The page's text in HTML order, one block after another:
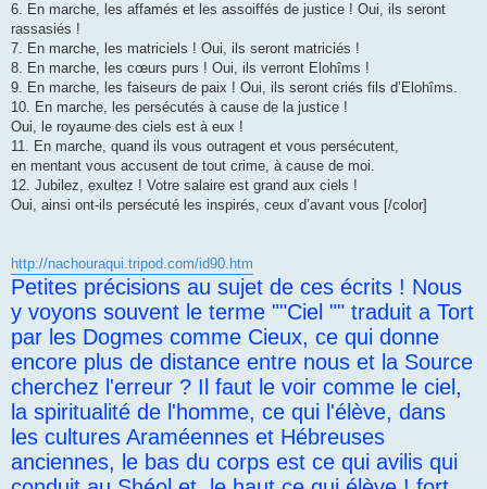
6. En marche, les affamés et les assoiffés de justice ! Oui, ils seront
rassasiés !
7. En marche, les matriciels ! Oui, ils seront matriciés !
8. En marche, les cœurs purs ! Oui, ils verront Elohîms !
9. En marche, les faiseurs de paix ! Oui, ils seront criés fils d’Elohîms.
10. En marche, les persécutés à cause de la justice !
Oui, le royaume des ciels est à eux !
11. En marche, quand ils vous outragent et vous persécutent,
en mentant vous accusent de tout crime, à cause de moi.
12. Jubilez, exultez ! Votre salaire est grand aux ciels !
Oui, ainsi ont-ils persécuté les inspirés, ceux d’avant vous [/color]
http://nachouraqui.tripod.com/id90.htm
Petites précisions au sujet de ces écrits ! Nous
y voyons souvent le terme ""Ciel "" traduit a Tort
par les Dogmes comme Cieux, ce qui donne
encore plus de distance entre nous et la Source
cherchez l'erreur ? Il faut le voir comme le ciel,
la spiritualité de l'homme, ce qui l'élève, dans
les cultures Araméennes et Hébreuses
anciennes, le bas du corps est ce qui avilis qui